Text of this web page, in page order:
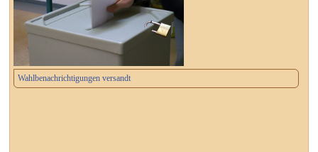
Wahlbenachrichtigungen versandt